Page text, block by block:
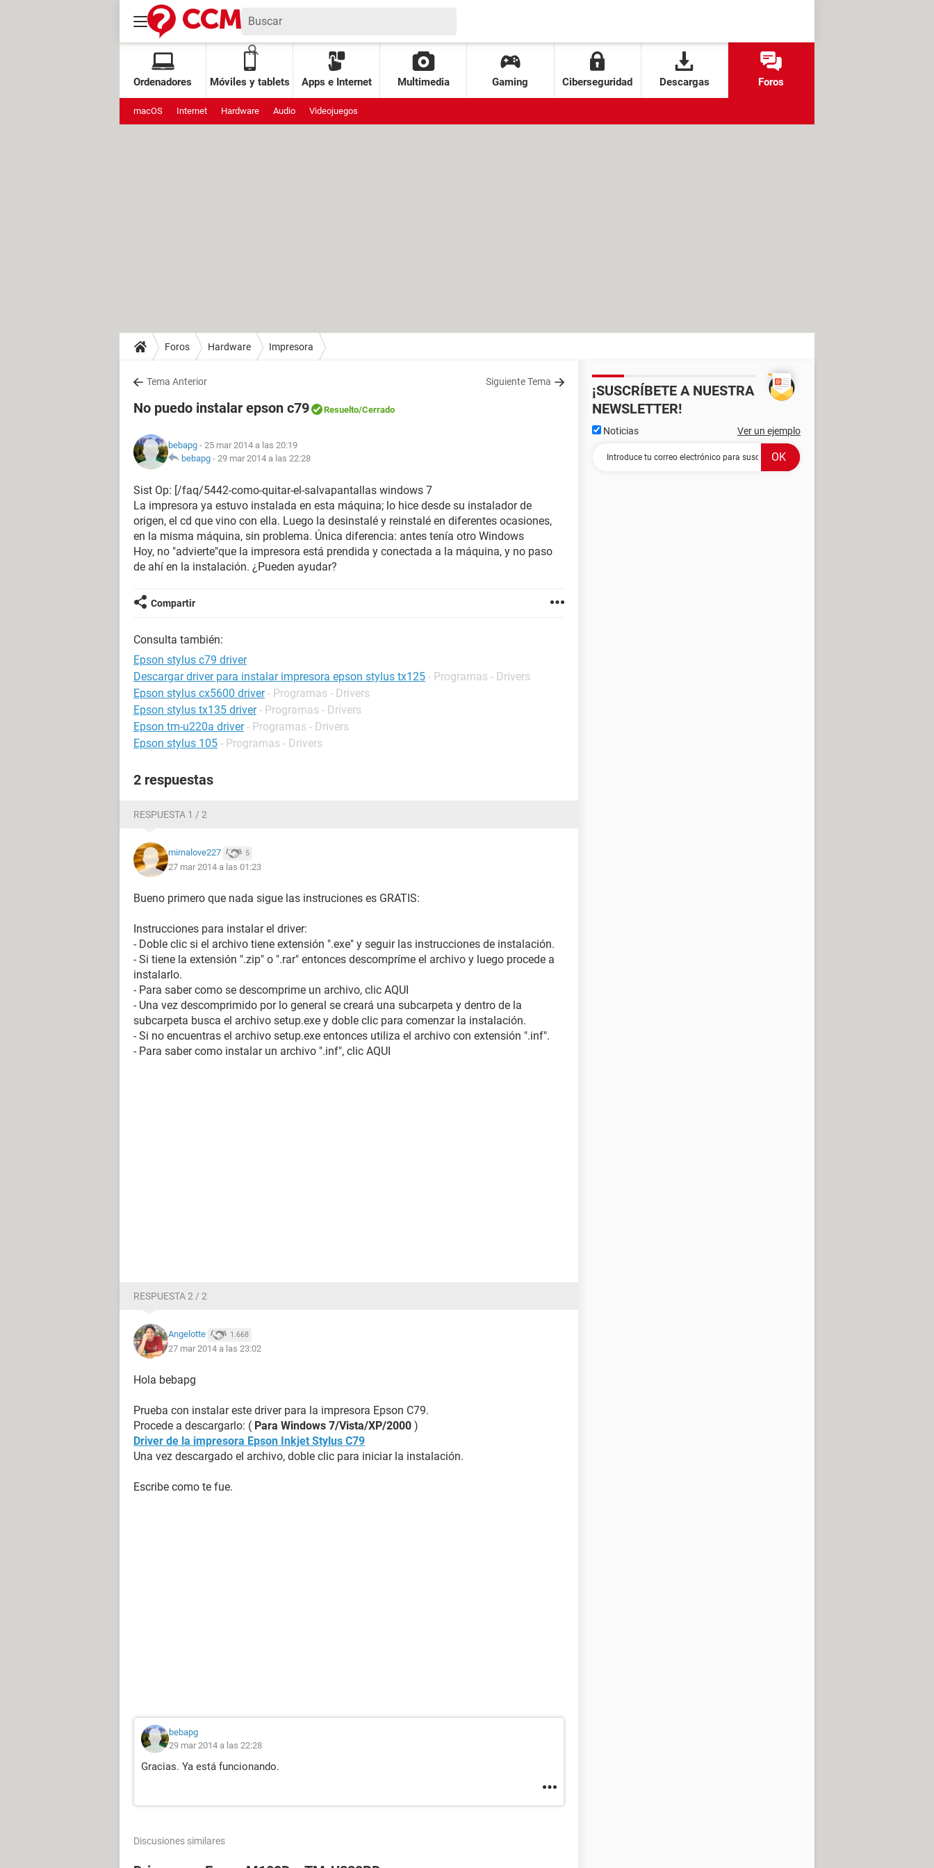
Ordenadores Móviles y tablets Apps e Internet Multimedia Gaming Ciberseguridad Descargas Foros
macOS Internet Hardware Audio Videojuegos
Foros Hardware Impresora
Tema Anterior Siguiente Tema
No puedo instalar epson c79 Resuelto/Cerrado
bebapg - 25 mar 2014 a las 20:19
bebapg - 29 mar 2014 a las 22:28
Sist Op: [/faq/5442-como-quitar-el-salvapantallas windows 7
La impresora ya estuvo instalada en esta máquina; lo hice desde su instalador de
origen, el cd que vino con ella. Luego la desinstalé y reinstalé en diferentes ocasiones,
en la misma máquina, sin problema. Única diferencia: antes tenía otro Windows
Hoy, no "advierte"que la impresora está prendida y conectada a la máquina, y no paso
de ahí en la instalación. ¿Pueden ayudar?
Compartir
Consulta también:
Epson stylus c79 driver
Descargar driver para instalar impresora epson stylus tx125 - Programas - Drivers
Epson stylus cx5600 driver - Programas - Drivers
Epson stylus tx135 driver - Programas - Drivers
Epson tm-u220a driver - Programas - Drivers
Epson stylus 105 - Programas - Drivers
2 respuestas
RESPUESTA 1 / 2
mirnalove227 5
27 mar 2014 a las 01:23
Bueno primero que nada sigue las instruciones es GRATIS:
Instrucciones para instalar el driver:
- Doble clic si el archivo tiene extensión ".exe" y seguir las instrucciones de instalación.
- Si tiene la extensión ".zip" o ".rar" entonces descompríme el archivo y luego procede a
instalarlo.
- Para saber como se descomprime un archivo, clic AQUI
- Una vez descomprimido por lo general se creará una subcarpeta y dentro de la
subcarpeta busca el archivo setup.exe y doble clic para comenzar la instalación.
- Si no encuentras el archivo setup.exe entonces utiliza el archivo con extensión ".inf".
- Para saber como instalar un archivo ".inf", clic AQUI
RESPUESTA 2 / 2
Angelotte 1.668
27 mar 2014 a las 23:02
Hola bebapg
Prueba con instalar este driver para la impresora Epson C79.
Procede a descargarlo: ( Para Windows 7/Vista/XP/2000 )
Driver de la impresora Epson Inkjet Stylus C79
Una vez descargado el archivo, doble clic para iniciar la instalación.
Escribe como te fue.
bebapg
29 mar 2014 a las 22:28
Gracias. Ya está funcionando.
Discusiones similares
¡SUSCRÍBETE A NUESTRA
NEWSLETTER!
Noticias Ver un ejemplo